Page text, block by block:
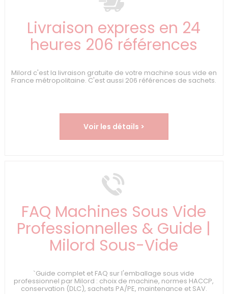
Livraison express en 24
heures 206 références
Milord c'est la livraison gratuite de votre machine sous vide en
France métropolitaine. C'est aussi 206 références de sachets.
Voir les détails >
FAQ Machines Sous Vide
Professionnelles & Guide |
Milord Sous-Vide
`Guide complet et FAQ sur l'emballage sous vide
professionnel par Milord : choix de machine, normes HACCP,
conservation (DLC), sachets PA/PE, maintenance et SAV.